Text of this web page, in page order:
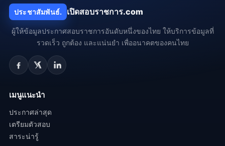
ประชาสัมพันธ์. เปิดสอบราชการ.com
ผู้ให้ข้อมูลประกาศสอบราชการอันดับหนึ่งของไทย ให้บริการข้อมูลที่
รวดเร็ว ถูกต้อง และแน่นยำ เพื่ออนาคตของคนไทย
เมนูแนะนำ
ประกาศล่าสุด
เตรียมตัวสอบ
สาระน่ารู้